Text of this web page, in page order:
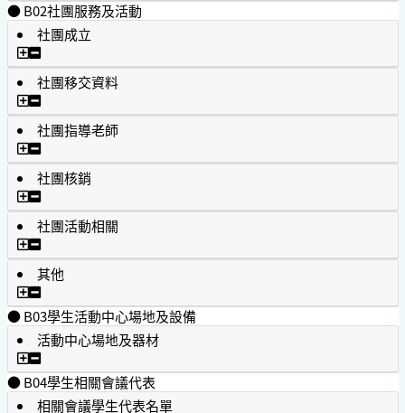
● B02社團服務及活動
社團成立
社團成立
社團移交資料
社團移交資料
社團指導老師
社團指導老師
社團核銷
社團核銷
社團活動相關
社團活動相關
其他
其他
● B03學生活動中心場地及設備
活動中心場地及器材
活動中心場地及器材
● B04學生相關會議代表
相關會議學生代表名單